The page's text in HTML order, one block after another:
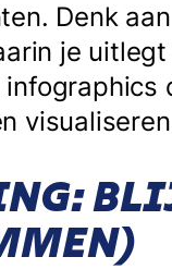
Denk
je